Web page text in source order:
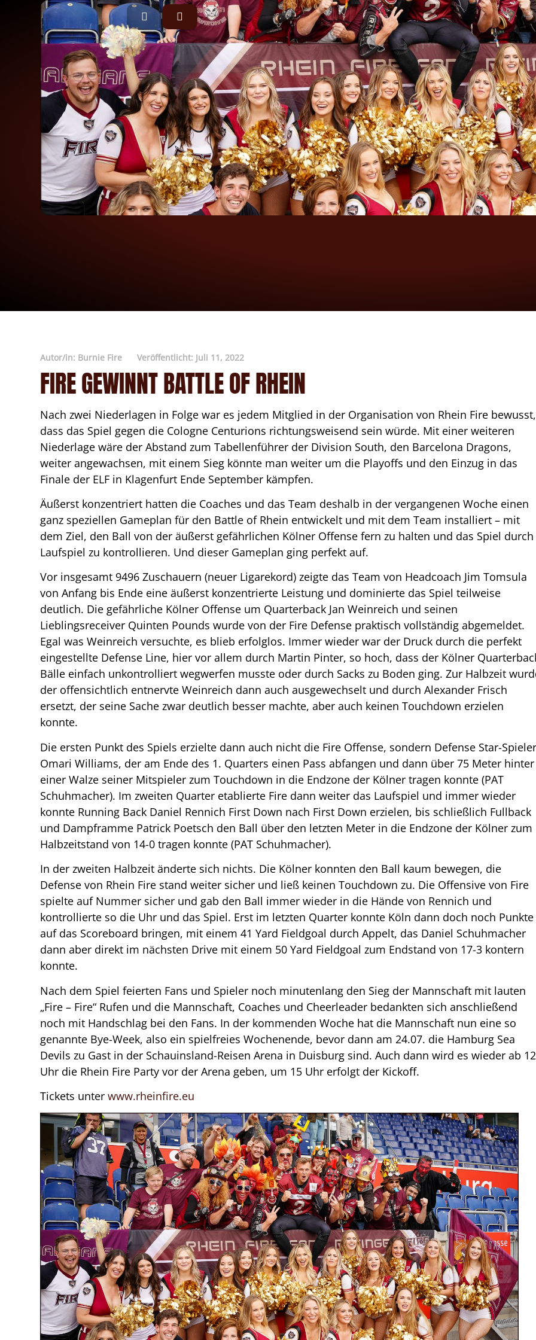
Autor/in: Burnie Fire Veröffentlicht: Juli 11, 2022
FIRE GEWINNT BATTLE OF RHEIN
Nach zwei Niederlagen in Folge war es jedem Mitglied in der Organisation von Rhein Fire bewusst,
dass das Spiel gegen die Cologne Centurions richtungsweisend sein würde. Mit einer weiteren
Niederlage wäre der Abstand zum Tabellenführer der Division South, den Barcelona Dragons,
weiter angewachsen, mit einem Sieg könnte man weiter um die Playoffs und den Einzug in das
Finale der ELF in Klagenfurt Ende September kämpfen.
Äußerst konzentriert hatten die Coaches und das Team deshalb in der vergangenen Woche einen
ganz speziellen Gameplan für den Battle of Rhein entwickelt und mit dem Team installiert – mit
dem Ziel, den Ball von der äußerst gefährlichen Kölner Offense fern zu halten und das Spiel durch
Laufspiel zu kontrollieren. Und dieser Gameplan ging perfekt auf.
Vor insgesamt 9496 Zuschauern (neuer Ligarekord) zeigte das Team von Headcoach Jim Tomsula
von Anfang bis Ende eine äußerst konzentrierte Leistung und dominierte das Spiel teilweise
deutlich. Die gefährliche Kölner Offense um Quarterback Jan Weinreich und seinen
Lieblingsreceiver Quinten Pounds wurde von der Fire Defense praktisch vollständig abgemeldet.
Egal was Weinreich versuchte, es blieb erfolglos. Immer wieder war der Druck durch die perfekt
eingestellte Defense Line, hier vor allem durch Martin Pinter, so hoch, dass der Kölner
Bälle einfach unkontrolliert wegwerfen musste oder durch Sacks zu Boden ging. Zur Halbzeit
der offensichtlich entnervte Weinreich dann auch ausgewechselt und durch Alexander Frisch
ersetzt, der seine Sache zwar deutlich besser machte, aber auch keinen Touchdown erzielen
konnte.
Die ersten Punkt des Spiels erzielte dann auch nicht die Fire Offense, sondern Defense Star-Spieler
Omari Williams, der am Ende des 1. Quarters einen Pass abfangen und dann über 75 Meter hinter
einer Walze seiner Mitspieler zum Touchdown in die Endzone der Kölner tragen konnte (PAT
Schuhmacher). Im zweiten Quarter etablierte Fire dann weiter das Laufspiel und immer wieder
konnte Running Back Daniel Rennich First Down nach First Down erzielen, bis schließlich Fullback
und Dampframme Patrick Poetsch den Ball über den letzten Meter in die Endzone der Kölner zum
Halbzeitstand von 14-0 tragen konnte (PAT Schuhmacher).
In der zweiten Halbzeit änderte sich nichts. Die Kölner konnten den Ball kaum bewegen, die
Defense von Rhein Fire stand weiter sicher und ließ keinen Touchdown zu. Die Offensive von Fire
spielte auf Nummer sicher und gab den Ball immer wieder in die Hände von Rennich und
kontrollierte so die Uhr und das Spiel. Erst im letzten Quarter konnte Köln dann doch noch Punkte
auf das Scoreboard bringen, mit einem 41 Yard Fieldgoal durch Appelt, das Daniel Schuhmacher
dann aber direkt im nächsten Drive mit einem 50 Yard Fieldgoal zum Endstand von 17-3 kontern
konnte.
Nach dem Spiel feierten Fans und Spieler noch minutenlang den Sieg der Mannschaft mit lauten
„Fire – Fire“ Rufen und die Mannschaft, Coaches und Cheerleader bedankten sich anschließend
noch mit Handschlag bei den Fans. In der kommenden Woche hat die Mannschaft nun eine so
genannte Bye-Week, also ein spielfreies Wochenende, bevor dann am 24.07. die Hamburg Sea
Devils zu Gast in der Schauinsland-Reisen Arena in Duisburg sind. Auch dann wird es wieder ab 12
Uhr die Rhein Fire Party vor der Arena geben, um 15 Uhr erfolgt der Kickoff.
Tickets unterwww.rheinfire.eu